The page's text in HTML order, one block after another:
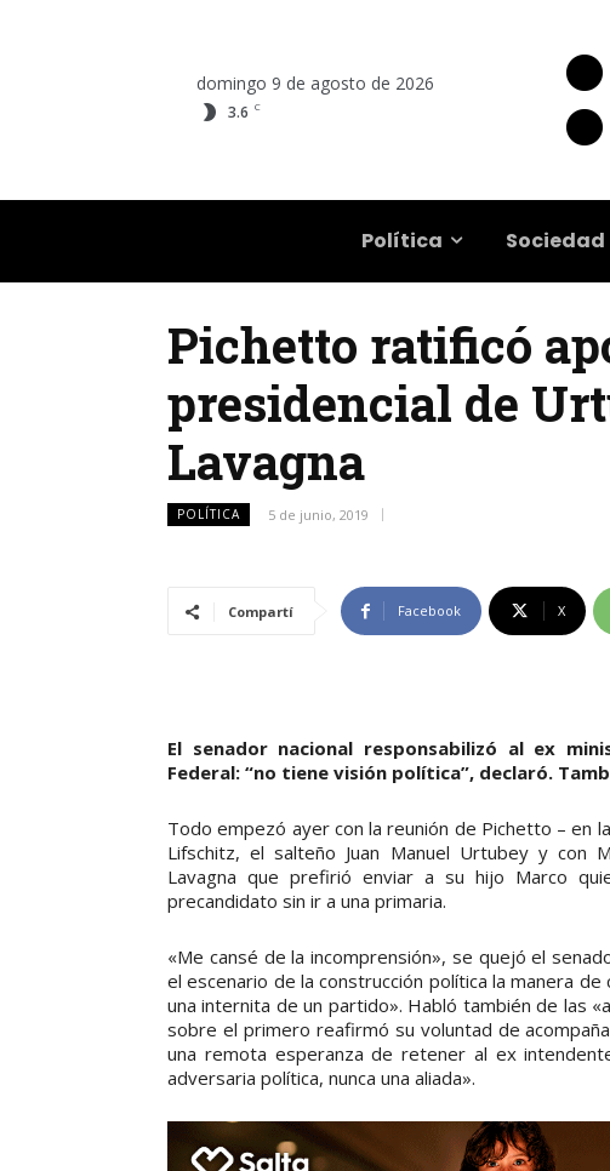
domingo 9 de agosto de 2026
3.6 C
Política Sociedad
Pichetto ratificó
presidencial de
Lavagna
POLÍTICA 5 de junio, 2019
Compartí Facebook X
El senador nacional responsabilizó al ex
Federal: “no tiene visión política”, declaró.
Todo empezó ayer con la reunión de Pichetto – en
Lifschitz, el salteño Juan Manuel Urtubey y con
Lavagna que prefirió enviar a su hijo Marco
precandidato sin ir a una primaria.
«Me cansé de la incomprensión», se quejó el
el escenario de la construcción política la manera
una internita de un partido». Habló también de las
sobre el primero reafirmó su voluntad de
una remota esperanza de retener al ex
adversaria política, nunca una aliada».